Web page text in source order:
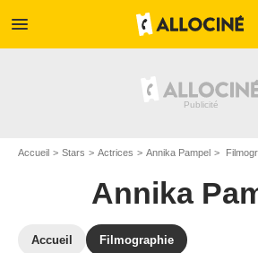
menu
Accueil Stars Actrices Annika Pampel
Annika
Accueil Filmographie